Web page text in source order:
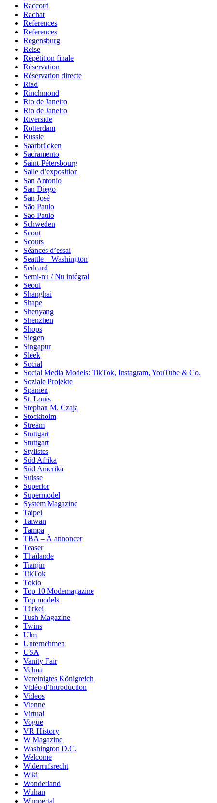
Raccord
Rachat
References
References
Regensburg
Reise
Répétition finale
Réservation
Réservation directe
Riad
Rinchmond
Rio de Janeiro
Rio de Janeiro
Riverside
Rotterdam
Russie
Saarbrücken
Sacramento
Saint-Pétersbourg
Salle d’exposition
San Antonio
San Diego
San José
São Paulo
Sao Paulo
Schweden
Scout
Scouts
Séances d’essai
Seattle – Washington
Sedcard
Semi-nu / Nu intégral
Seoul
Shanghai
Shape
Shenyang
Shenzhen
Shops
Siegen
Singapur
Sleek
Social
Social Media Models: TikTok, Instagram, YouTube & Co.
Soziale Projekte
Spanien
St. Louis
Stephan M. Czaja
Stockholm
Stream
Stuttgart
Stuttgart
Stylistes
Süd Afrika
Süd Amerika
Suisse
Superior
Supermodel
System Magazine
Taipei
Taiwan
Tampa
TBA – À annoncer
Teaser
Thaïlande
Tianjin
TikTok
Tokio
Top 10 Modemagazine
Top models
Türkei
Tush Magazine
Twins
Ulm
Unternehmen
USA
Vanity Fair
Velma
Vereinigtes Königreich
Vidéo d’introduction
Videos
Vienne
Virtual
Vogue
VR History
W Magazine
Washington D.C.
Welcome
Widerrufsrecht
Wiki
Wonderland
Wuhan
Wuppertal